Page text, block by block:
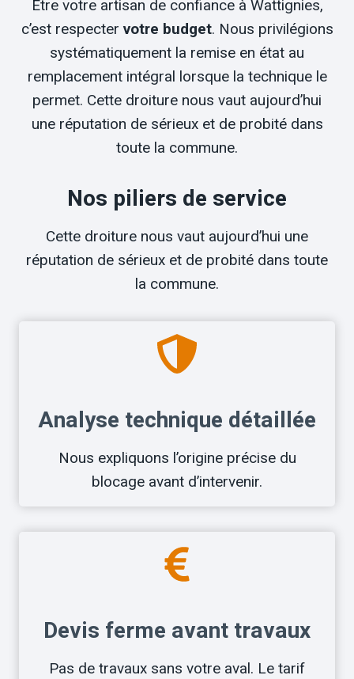
Être votre artisan de confiance à Wattignies,
c’est respecter votre budget. Nous privilégions
systématiquement la remise en état au
remplacement intégral lorsque la technique le
permet. Cette droiture nous vaut aujourd’hui
une réputation de sérieux et de probité dans
toute la commune.
Nos piliers de service
Cette droiture nous vaut aujourd’hui une
réputation de sérieux et de probité dans toute
la commune.
Analyse technique détaillée
Nous expliquons l’origine précise du
blocage avant d’intervenir.
Devis ferme avant travaux
Pas de travaux sans votre aval. Le tarif